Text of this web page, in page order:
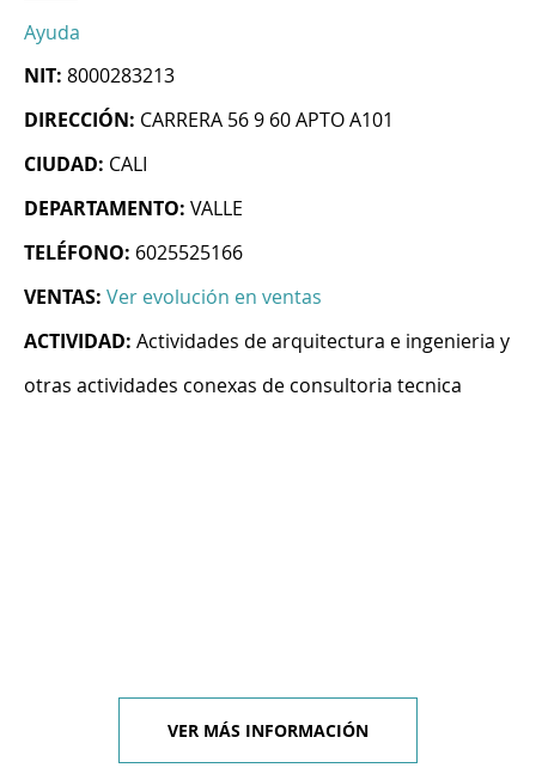
Ayuda
NIT: 8000283213
DIRECCIÓN: CARRERA 56 9 60 APTO A101
CIUDAD: CALI
DEPARTAMENTO: VALLE
TELÉFONO: 6025525166
VENTAS: Ver evolución en ventas
ACTIVIDAD: Actividades de arquitectura e ingenieria y
otras actividades conexas de consultoria tecnica
VER MÁS INFORMACIÓN